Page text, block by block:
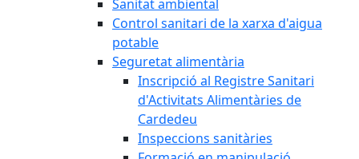
Sanitat ambiental
Control sanitari de la xarxa d'aigua
potable
Seguretat alimentària
Inscripció al Registre Sanitari
d'Activitats Alimentàries de
Cardedeu
Inspeccions sanitàries